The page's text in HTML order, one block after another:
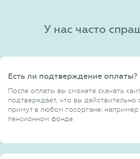
У нас часто
Есть ли подтверждение оплаты?
После оплаты вы сможете скачать
подтверждает, что вы действительно
примут в любом госоргане:
пенсионном фонде.